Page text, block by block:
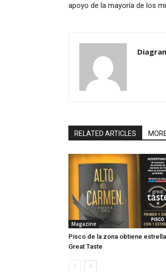
apoyo de la mayoría de los
RELATED ARTICLES
Magazine
Pisco de la zona obtiene estrella
Great Taste